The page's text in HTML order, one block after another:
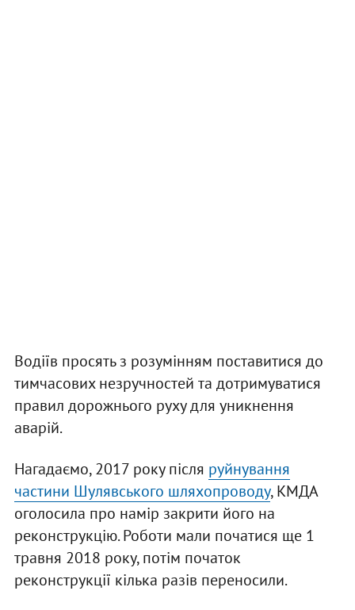
Водіїв просять з розумінням поставитися до
тимчасових незручностей та дотримуватися
правил дорожнього руху для уникнення
аварій.
Нагадаємо, 2017 року після руйнування
частини Шулявського шляхопроводу, КМДА
оголосила про намір закрити його на
реконструкцію. Роботи мали початися ще 1
травня 2018 року, потім початок
реконструкції кілька разів переносили.